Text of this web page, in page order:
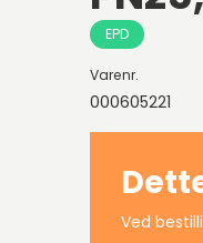
EPD
Varenr.
000605221
Ved